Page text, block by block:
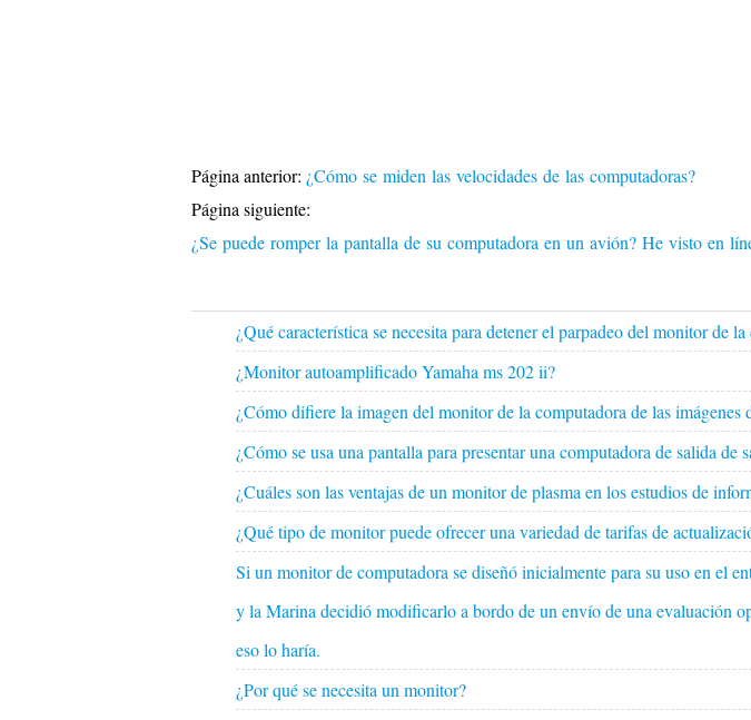
Página anterior: ¿Cómo se miden las velocidades de las computadoras?
Página siguiente:
¿Se puede romper la pantalla de su computadora en un avión? He visto en
¿Qué característica se necesita para detener el parpadeo del monitor de
¿Monitor autoamplificado Yamaha ms 202 ii?
¿Cómo difiere la imagen del monitor de la computadora de las imágenes
¿Cómo se usa una pantalla para presentar una computadora de salida de
¿Cuáles son las ventajas de un monitor de plasma en los estudios de
¿Qué tipo de monitor puede ofrecer una variedad de tarifas de
Si un monitor de computadora se diseñó inicialmente para su uso en el
y la Marina decidió modificarlo a bordo de un envío de una evaluación
eso lo haría.
¿Por qué se necesita un monitor?